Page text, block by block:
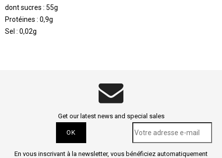
dont sucres : 55g
Protéines : 0,9g
Sel : 0,02g
Get our latest news and special sales
En vous inscrivant à la newsletter, vous bénéficiez automatiquement